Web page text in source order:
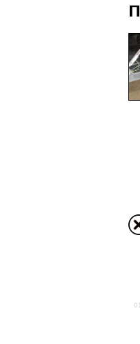
01